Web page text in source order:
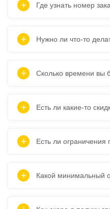
Где узнать номер
Нужно ли что-то
Сколько времени вы
Есть ли какие-то
Есть ли
Какой минимальный